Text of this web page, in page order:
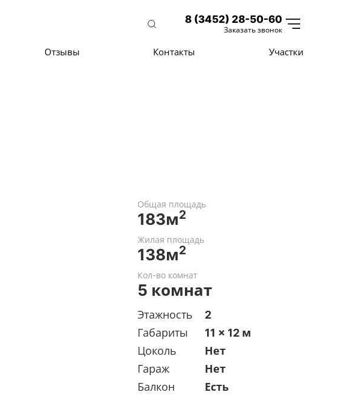
8 (3452) 28-50-60
Заказать звонок
Отзывы Контакты Участки
Общая площадь
183м2
Жилая площадь
138м2
Кол-во комнат
5 комнат
Этажность
2
Габариты
11 x 12 м
Цоколь
Нет
Гараж
Нет
Балкон
Есть